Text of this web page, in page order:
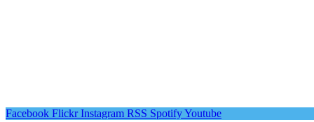
Facebook Flickr Instagram RSS SpotifyYoutube